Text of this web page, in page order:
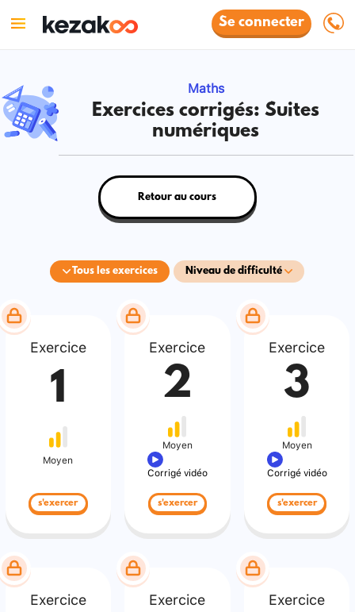
Se connecter
Maths
Exercices corrigés: Suites
numériques
Tous les exercices Niveau de difficulté
Retour au cours
Exercice
1
Moyen
s'exercer
Exercice
2
Moyen
Corrigé vidéo
s'exercer
Exercice
3
Moyen
Corrigé vidéo
s'exercer
Exercice Exercice Exercice